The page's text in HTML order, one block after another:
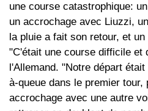
une course catastrophique:
un accrochage avec Liuzzi,
la pluie a fait son retour, et un
"C'était une course difficile et
l'Allemand. "Notre départ
à-queue dans le premier tour,
accrochage avec une autre